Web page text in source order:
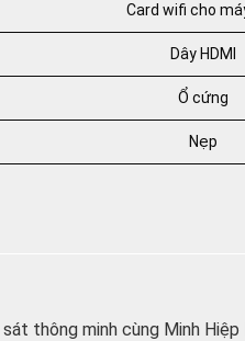
Card wifi cho
Dây HDMI
Ổ cứng
Nẹp
thông minh cùng Minh